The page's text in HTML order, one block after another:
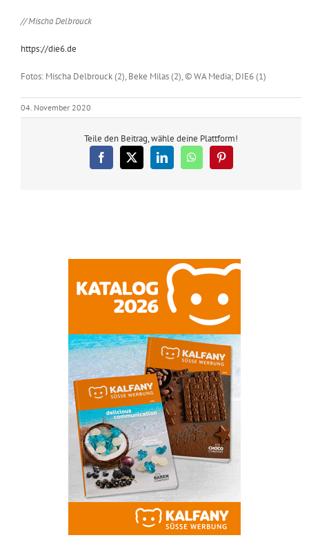
// Mischa Delbrouck
https://die6.de
Fotos: Mischa Delbrouck (2), Beke Milas (2), © WA Media; DIE6 (1)
04. November 2020
Teile den Beitrag, wähle deine Plattform!
Facebook
X LinkedInWhatsAppPinterest